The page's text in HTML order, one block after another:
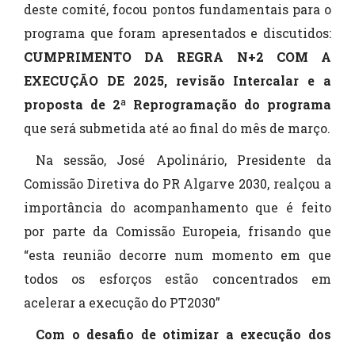
deste comité, focou pontos fundamentais para o
programa que foram apresentados e discutidos:
CUMPRIMENTO DA REGRA N+2 COM A
EXECUÇÃO DE 2025, revisão Intercalar e a
proposta de 2ª Reprogramação do programa
que será submetida até ao final do mês de março.
Na sessão, José Apolinário, Presidente da
Comissão Diretiva do PR Algarve 2030, realçou a
importância do acompanhamento que é feito
por parte da Comissão Europeia, frisando que
“esta reunião decorre num momento em que
todos os esforços estão concentrados em
acelerar a execução do PT2030”
Com o desafio de otimizar a execução dos